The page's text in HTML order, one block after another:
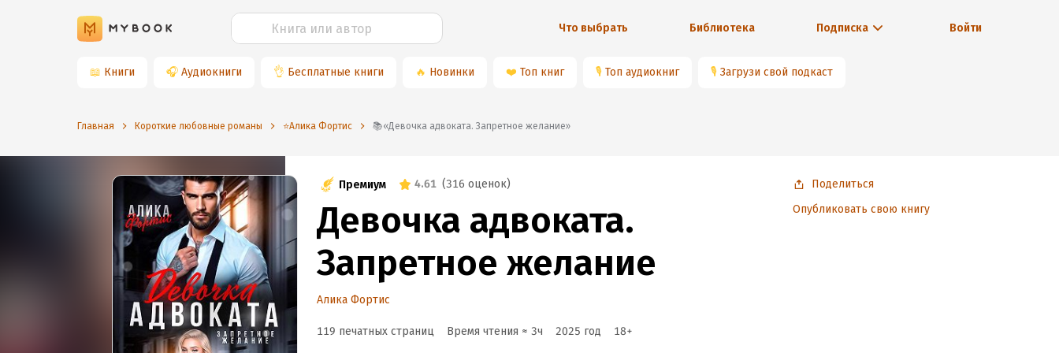
Что выбрать Библиотека Подписка Войти
📖 Книги 🎧 Аудиокниги 👌 Бесплатные книги 🔥 Новинки ❤️ Топ книг 🎙 Топ аудиокниг 🎙 Загрузи свой подкаст
Главная Короткие любовные романы ⭐️Алика Фортис 📚«Девочка адвоката. Запретное желание»
Премиум 4.61 (316 оценок)
Девочка адвоката.
Запретное желание
Алика Фортис
119 печатных страниц Время чтения ≈ 3ч 2025 год 18+
Поделиться
Опубликовать свою книгу